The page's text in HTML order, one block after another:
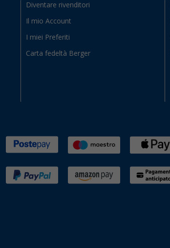
Diventare rivenditori
Il mio Account
I miei Preferiti
Carta fedeltà Berger